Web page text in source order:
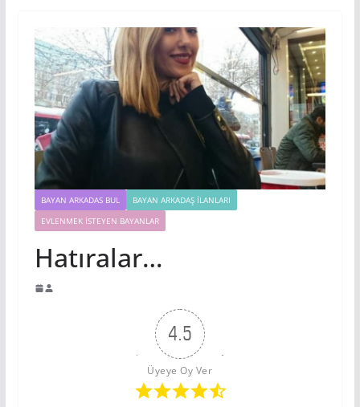
BAYAN ARKADAS BUL
BAYAN ARKADAŞ İLANLARI
EVLENMEK İSTEYEN BAYANLAR
Hatıralar…
4.5
Üyeye Oy Ver